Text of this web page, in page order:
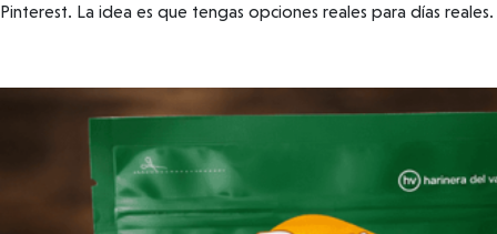
Pinterest. La idea es que tengas opciones reales para días reales.